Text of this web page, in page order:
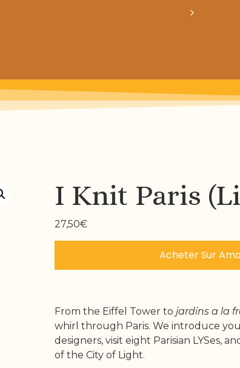
I Knit Paris
27,50€
Acheter Sur
From the Eiffel Tower to jardins a la
whirl through Paris. We introduce
designers, visit eight Parisian LYSes,
of the City of Light.